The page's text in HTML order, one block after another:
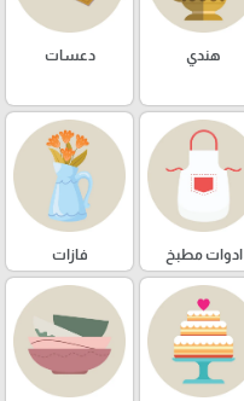
هندي دعسات
ادوات مطبخ فازات